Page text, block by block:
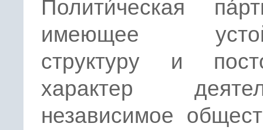
Полити́ческая
имеющее
структуру и
характер
независимое